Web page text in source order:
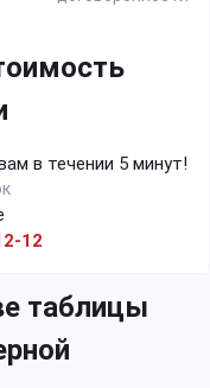
в течении 5 минут!
12
таблицы